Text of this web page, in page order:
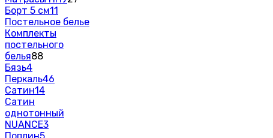
Борт 5 см11
Постельное белье
Комплекты
постельного
белья88
Бязь4
Перкаль46
Сатин14
Сатин
однотонный
NUANCE3